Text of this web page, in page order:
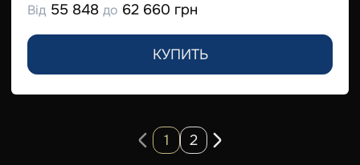
Від 55 848 до 62 660 грн
КУПИТЬ
1 2